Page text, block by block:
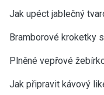
Jak upéct jablečný
Bramborové kroketky
Plněné vepřové
Jak připravit kávový